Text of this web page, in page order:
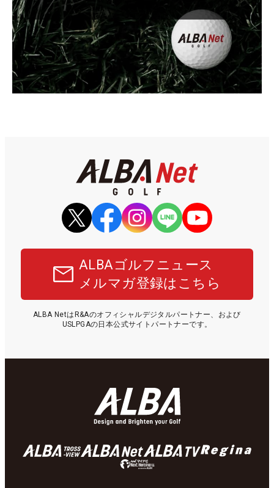
ALBAゴルフニュース
メルマガ登録はこちら
ALBA NetはR&Aのオフィシャルデジタルパートナー、および
USLPGAの日本公式サイトパートナーです。